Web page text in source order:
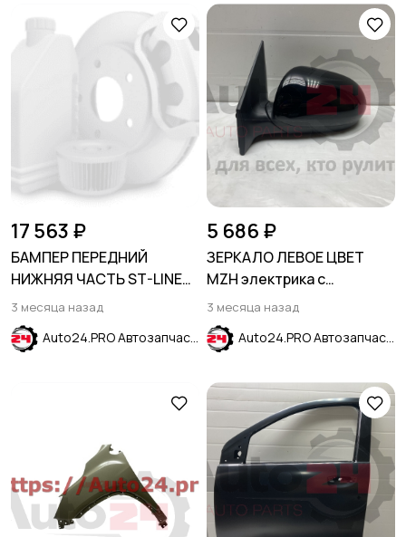
17 563 ₽
БАМПЕР ПЕРЕДНИЙ
НИЖНЯЯ ЧАСТЬ ST-LINE
БЕЗ ОТВЕРСТИЙ ПОД
ПАРКТРОНИКИ FORD
ESCAPE 2023-
3 месяца назад
Auto24.PRO Автозапчасти
5 686 ₽
ЗЕРКАЛО ЛЕВОЕ ЦВЕТ
MZH электрика с
обогревом KIA RIO 2011-
2017
3 месяца назад
Auto24.PRO Автозапчасти